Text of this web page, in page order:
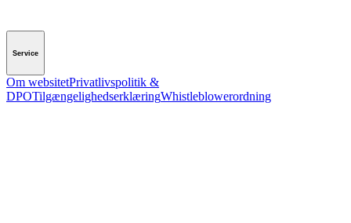
Service
Om websitetPrivatlivspolitik &
DPOTilgængelighedserklæringWhistleblowerordning